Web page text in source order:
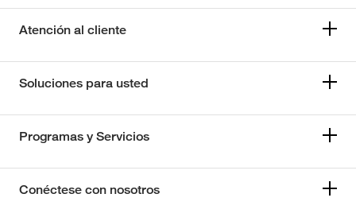
Atención al cliente
Soluciones para usted
Programas y Servicios
Conéctese con nosotros